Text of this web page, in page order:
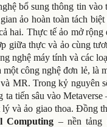
bổ sung thông tin vào
ảo hoàn toàn tách
hai. Thực tế ảo mở rộng
giữa thực và ảo cùng
nghệ máy tính và các
công nghệ đơn lẻ, là
MR. Trong kỷ nguyên
ta tiến sâu vào
lý và ảo giao thoa. Đồng
Computing – nền tảng